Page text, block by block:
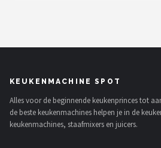
KEUKENMACHINE SPOT
Alles voor de beginnende keukenprinces tot
de beste keukenmachines helpen je in de
keukenmachines, staafmixers en juicers.